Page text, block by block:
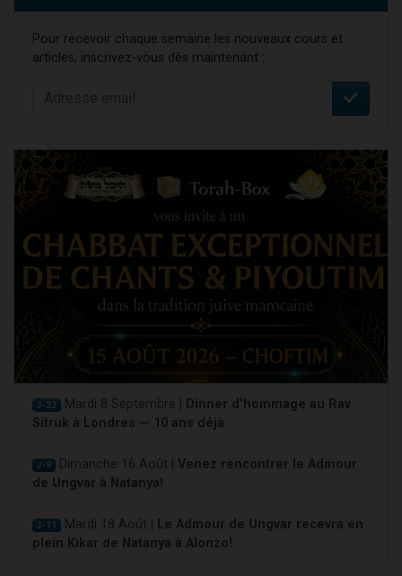
Pour recevoir chaque semaine les nouveaux cours et
articles, inscrivez-vous dès maintenant :
J-32 Mardi 8 Septembre |
Dinner d'hommage au Rav
Sitruk à Londres — 10 ans déjà
J-9 Dimanche 16 Août | Venez rencontrer le Admour
de Ungvar à Natanya!
J-11 Mardi 18 Août |
Le Admour de Ungvar recevra en
plein Kikar de Natanya à Alonzo!